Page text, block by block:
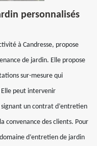
personnalisés
à Candresse, propose
de jardin. Elle propose
sur-mesure qui
Elle peut intervenir
un contrat d’entretien
convenance des clients. Pour
d’entretien de jardin